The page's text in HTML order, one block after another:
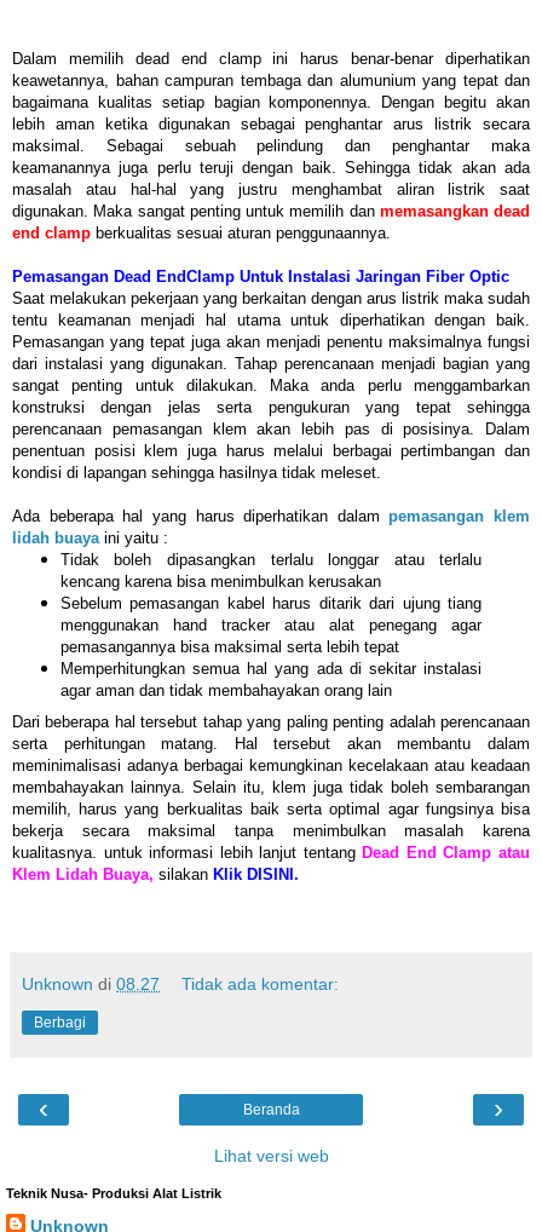
Dalam memilih dead end clamp ini harus benar-benar diperhatikan
keawetannya, bahan campuran tembaga dan alumunium yang tepat dan
bagaimana kualitas setiap bagian komponennya. Dengan begitu akan
lebih aman ketika digunakan sebagai penghantar arus listrik secara
maksimal. Sebagai sebuah pelindung dan penghantar maka
keamanannya juga perlu teruji dengan baik. Sehingga tidak akan ada
masalah atau hal-hal yang justru menghambat aliran listrik saat
digunakan. Maka sangat penting untuk memilih dan memasangkan dead
end clamp berkualitas sesuai aturan penggunaannya.
Pemasangan Dead EndClamp Untuk Instalasi Jaringan Fiber Optic
Saat melakukan pekerjaan yang berkaitan dengan arus listrik maka sudah
tentu keamanan menjadi hal utama untuk diperhatikan dengan baik.
Pemasangan yang tepat juga akan menjadi penentu maksimalnya fungsi
dari instalasi yang digunakan. Tahap perencanaan menjadi bagian yang
sangat penting untuk dilakukan. Maka anda perlu menggambarkan
konstruksi dengan jelas serta pengukuran yang tepat sehingga
perencanaan pemasangan klem akan lebih pas di posisinya. Dalam
penentuan posisi klem juga harus melalui berbagai pertimbangan dan
kondisi di lapangan sehingga hasilnya tidak meleset.
Ada beberapa hal yang harus diperhatikan dalampemasangan klem
lidah buaya ini yaitu :
Tidak boleh dipasangkan terlalu longgar atau terlalu
kencang karena bisa menimbulkan kerusakan
Sebelum pemasangan kabel harus ditarik dari ujung tiang
menggunakan hand tracker atau alat penegang agar
pemasangannya bisa maksimal serta lebih tepat
Memperhitungkan semua hal yang ada di sekitar instalasi
agar aman dan tidak membahayakan orang lain
Dari beberapa hal tersebut tahap yang paling penting adalah perencanaan
serta perhitungan matang. Hal tersebut akan membantu dalam
meminimalisasi adanya berbagai kemungkinan kecelakaan atau keadaan
membahayakan lainnya. Selain itu, klem juga tidak boleh sembarangan
memilih, harus yang berkualitas baik serta optimal agar fungsinya bisa
bekerja secara maksimal tanpa menimbulkan masalah karena
kualitasnya. untuk informasi lebih lanjut tentangDead End Clamp atau
Klem Lidah Buaya, silakan Klik DISINI.
Unknown di 08.27 Tidak ada komentar:
Berbagi
‹ ›
Beranda
Lihat versi web
Teknik Nusa- Produksi Alat Listrik
Unknown